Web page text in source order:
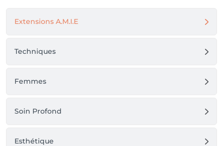
Extensions A.M.I.E
Techniques
Femmes
Soin Profond
Esthétique